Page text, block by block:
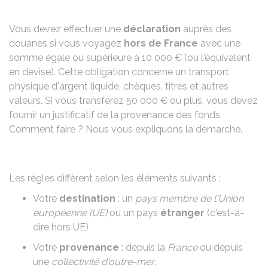
Vous devez effectuer une déclaration auprès des
douanes si vous voyagez hors de France avec une
somme égale ou supérieure à 10 000 € (ou l'équivalent
en devise). Cette obligation concerne un transport
physique d'argent liquide, chèques, titres et autres
valeurs. Si vous transférez 50 000 € ou plus, vous devez
fournir un justificatif de la provenance des fonds.
Comment faire ? Nous vous expliquons la démarche.
Les règles diffèrent selon les éléments suivants :
Votre destination : un pays membre de l'Union
européenne (UE)ou un pays étranger (c'est-à-
dire hors UE)
Votre provenance : depuis la Franceou depuis
une collectivité d'outre-mer.